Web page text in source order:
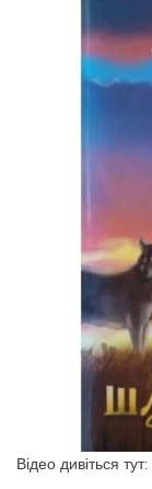
Відео дивіться тут: